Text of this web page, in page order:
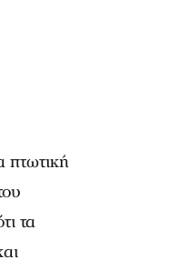
πτωτική
τα